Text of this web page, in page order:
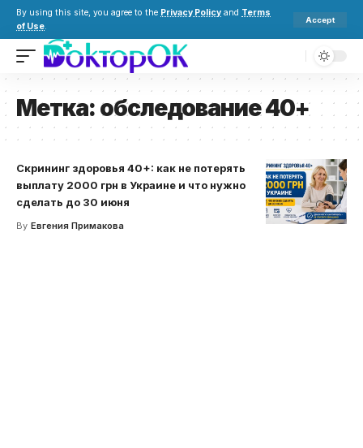
By using this site, you agree to the Privacy Policy and Terms
of Use.
Accept
Метка: обследование 40+
Скрининг здоровья 40+: как не потерять
выплату 2000 грн в Украине и что нужно
сделать до 30 июня
By Евгения Примакова